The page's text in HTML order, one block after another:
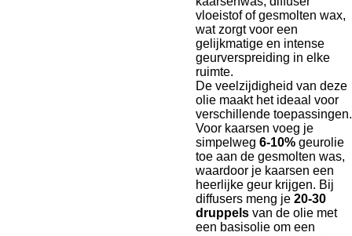
vloeistof of gesmolten wax,
wat zorgt voor een
gelijkmatige en intense
geurverspreiding in elke
ruimte.
De veelzijdigheid van deze
olie maakt het ideaal voor
verschillende toepassingen.
Voor kaarsen voeg je
simpelweg 6-10% geurolie
toe aan de gesmolten was,
waardoor je kaarsen een
heerlijke geur krijgen. Bij
diffusers meng je 20-30
druppels van de olie met
een basisolie om een